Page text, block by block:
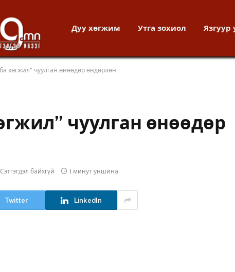
Дуу хөгжим Утга зохиол Язгуур
хөгжил” чуулган өнөөдөр өндөрлөн
чуулган өнөөдөр
Сэтгэгдэл байхгүй 1 минут уншина
Twitter LinkedIn